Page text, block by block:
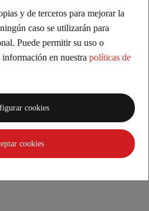
en comentarios
modernizada y con una
y de terceros para mejorar la
caso se utilizarán para
Puede permitir su uso o
en nuestra políticas de
cookies
cookies